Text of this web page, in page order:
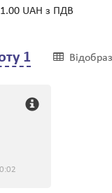
UAH з ПДВ
1